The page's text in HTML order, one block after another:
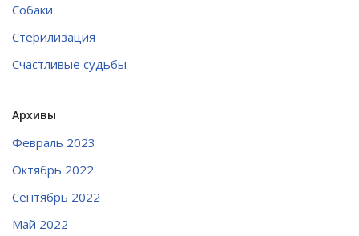
Собаки
Стерилизация
Счастливые судьбы
Архивы
Февраль 2023
Октябрь 2022
Сентябрь 2022
Май 2022